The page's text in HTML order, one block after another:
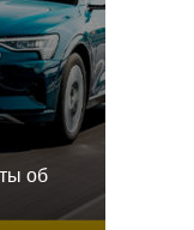
об